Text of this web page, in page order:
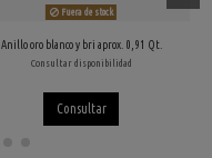
Fuera de stock
Anillo oro blanco y bri aprox. 0,91 Qt.
Consultar disponibilidad
Consultar